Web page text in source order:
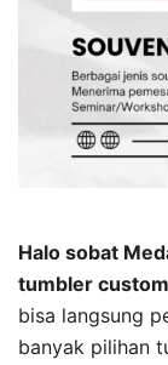
Halo sobat
tumbler
bisa langsung
banyak pilihan